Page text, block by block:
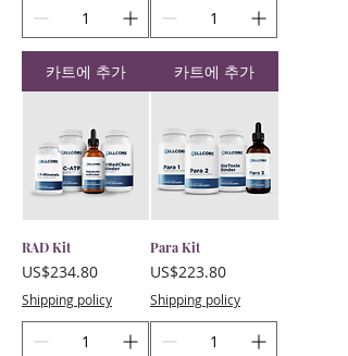
카트에 추가 카트에 추가
RAD Kit
가격
US$234.80
Shipping policy
Para Kit
가격
US$223.80
Shipping policy